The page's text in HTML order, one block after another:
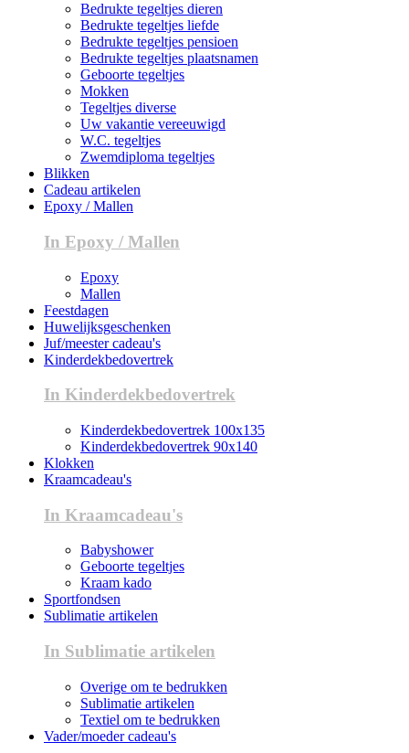
Bedrukte tegeltjes dieren
Bedrukte tegeltjes liefde
Bedrukte tegeltjes pensioen
Bedrukte tegeltjes plaatsnamen
Geboorte tegeltjes
Mokken
Tegeltjes diverse
Uw vakantie vereeuwigd
W.C. tegeltjes
Zwemdiploma tegeltjes
Blikken
Cadeau artikelen
Epoxy / Mallen
In Epoxy / Mallen
Epoxy
Mallen
Feestdagen
Huwelijksgeschenken
Juf/meester cadeau's
Kinderdekbedovertrek
In Kinderdekbedovertrek
Kinderdekbedovertrek 100x135
Kinderdekbedovertrek 90x140
Klokken
Kraamcadeau's
In Kraamcadeau's
Babyshower
Geboorte tegeltjes
Kraam kado
Sportfondsen
Sublimatie artikelen
In Sublimatie artikelen
Overige om te bedrukken
Sublimatie artikelen
Textiel om te bedrukken
Vader/moeder cadeau's